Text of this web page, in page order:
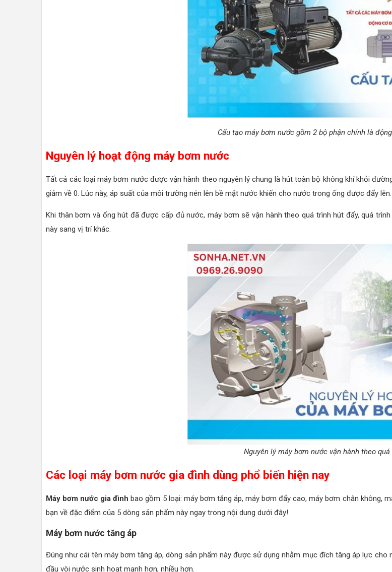
Cấu tạo máy bơm nước gồm 2 bộ phận chính là
Nguyên lý hoạt động máy bơm nước
Tất cả các loại máy bơm nước được vận hành theo nguyên lý chung là hút toàn bộ không khí khỏi
giảm về 0. Lúc này, áp suất của môi trường nén lên bề mặt nước khiến cho nước trong ống được đẩy lên.
Khi thân bơm và ống hút đã được cấp đủ nước, máy bơm sẽ vận hành theo quá trình hút đẩy, quá
này sang vị trí khác.
Nguyên lý máy bơm nước vận hành theo
Các loại máy bơm nước gia đình dùng phổ biến hiện nay
Máy bơm nước gia đình bao gồm 5 loại: máy bơm tăng áp, máy bơm đẩy cao, máy bơm chân không,
bạn về đặc điểm của 5 dòng sản phẩm này ngay trong nội dung dưới đây!
Máy bơm nước tăng áp
Đúng như cái tên máy bơm tăng áp, dòng sản phẩm này được sử dụng nhằm mục đích tăng áp lực
đầu vòi nước sinh hoạt mạnh hơn, nhiều hơn.